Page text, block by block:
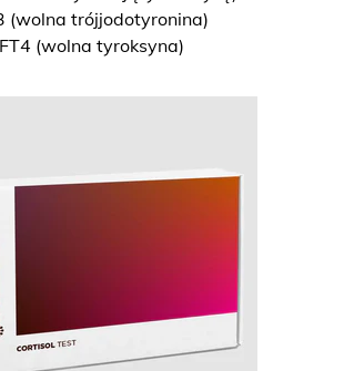
(wolna trójjodotyronina)
FT4 (wolna tyroksyna)